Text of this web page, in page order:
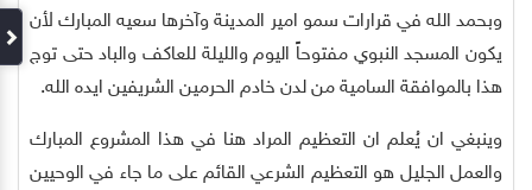
وبحمد الله في قرارات سمو امير المدينة وآخرها سعيه المبارك لأن
يكون المسجد النبوي مفتوحاً اليوم والليلة للعاكف والباد حتى توج
هذا بالموافقة السامية من لدن خادم الحرمين الشريفين ايده الله.
وينبغي ان يُعلم ان التعظيم المراد هنا في هذا المشروع المبارك
والعمل الجليل هو التعظيم الشرعي القائم على ما جاء في الوحيين